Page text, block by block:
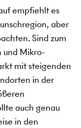
empfiehlt es
aber
Sind zum
und Mikro-
mit steigenden
in der
auch genau
in den